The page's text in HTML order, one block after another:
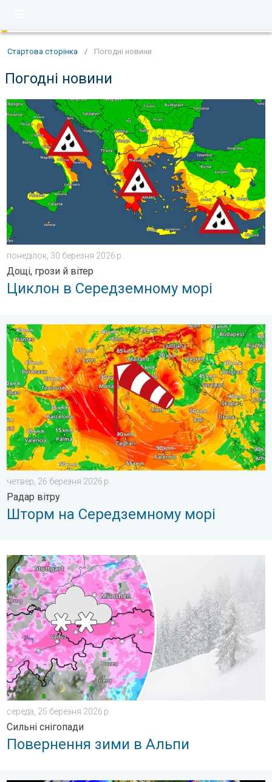
Стартова сторінка / Погодні новини
Погодні новини
Циклон в Середземному морі. Дощі, грози й вітер. . .
понеділок, 30 березня 2026 р.
Дощі, грози й вітер
Циклон в Середземному морі
Шторм на Середземному морі. Радар вітру. . . четвер, 26
четвер, 26 березня 2026 р.
Радар вітру
Шторм на Середземному морі
Повернення зими в Альпи. Сильні снігопади. . . середа, 25
середа, 25 березня 2026 р.
Сильні снігопади
Повернення зими в Альпи